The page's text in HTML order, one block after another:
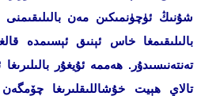
شۇنىڭ ئۈچۈنمىكىن مەن بالىلىقىمنى
بالىلىقىمغا خاس ئېنىق ئېسىمدە
تەنتەنىسىدۇر. ھەممە ئۇيغۇر
تالاي ھېيت خۇشاللىقلىرىغا چۆمگەن